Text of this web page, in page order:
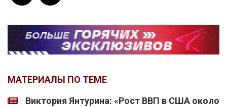
МАТЕРИАЛЫ ПО ТЕМЕ
Виктория Янтурина: «Рост ВВП в США около